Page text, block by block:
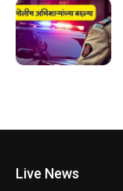
Live News